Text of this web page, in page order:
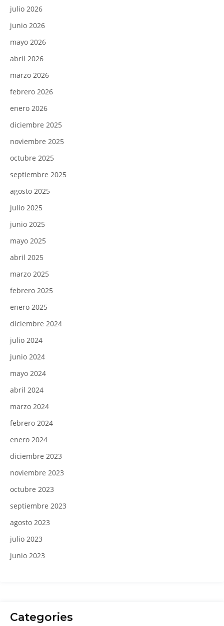
julio 2026
junio 2026
mayo 2026
abril 2026
marzo 2026
febrero 2026
enero 2026
diciembre 2025
noviembre 2025
octubre 2025
septiembre 2025
agosto 2025
julio 2025
junio 2025
mayo 2025
abril 2025
marzo 2025
febrero 2025
enero 2025
diciembre 2024
julio 2024
junio 2024
mayo 2024
abril 2024
marzo 2024
febrero 2024
enero 2024
diciembre 2023
noviembre 2023
octubre 2023
septiembre 2023
agosto 2023
julio 2023
junio 2023
Categories